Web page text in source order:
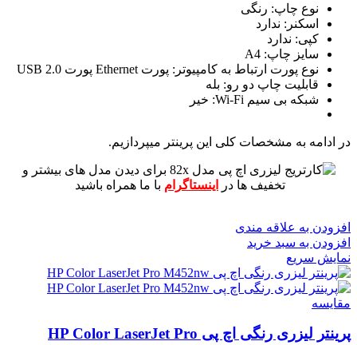
نوع چاپ: رنگی
اسکنر: ندارد
کپی: ندارد
سایز چاپ: A4
نوع پورت ارتباط به کامپیوتر: پورت Ethernet پورت USB 2.0
قابلیت چاپ دو رو: بله
شبکه بی سیم Wi-Fi: خیر
در ادامه به مشخصات کلی این پرینتر میپردازیم.
برای دیدن مدل های بیشتر و
تخفیف ها در
اینستاگرام با ما همراه باشید
افزودن به علاقه مندی
افزودن به سبد خرید
نمایش سریع
مقايسه
پرینتر لیزری رنگی اچ پی HP Color LaserJet Pro